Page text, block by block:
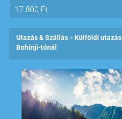
17.800 Ft
Utazás & Szállás Külföldi utazás
Bohinji-tónál